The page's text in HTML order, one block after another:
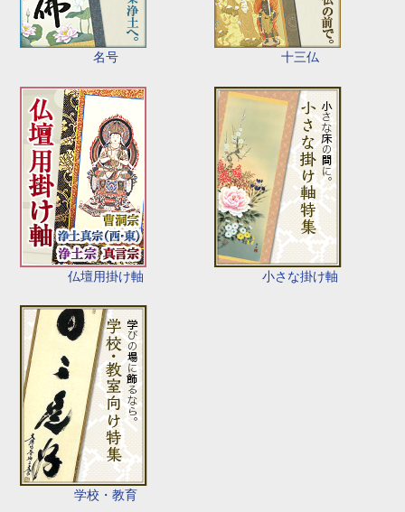
名号 十三仏
仏壇用掛け軸 小さな掛け軸
学校・教育